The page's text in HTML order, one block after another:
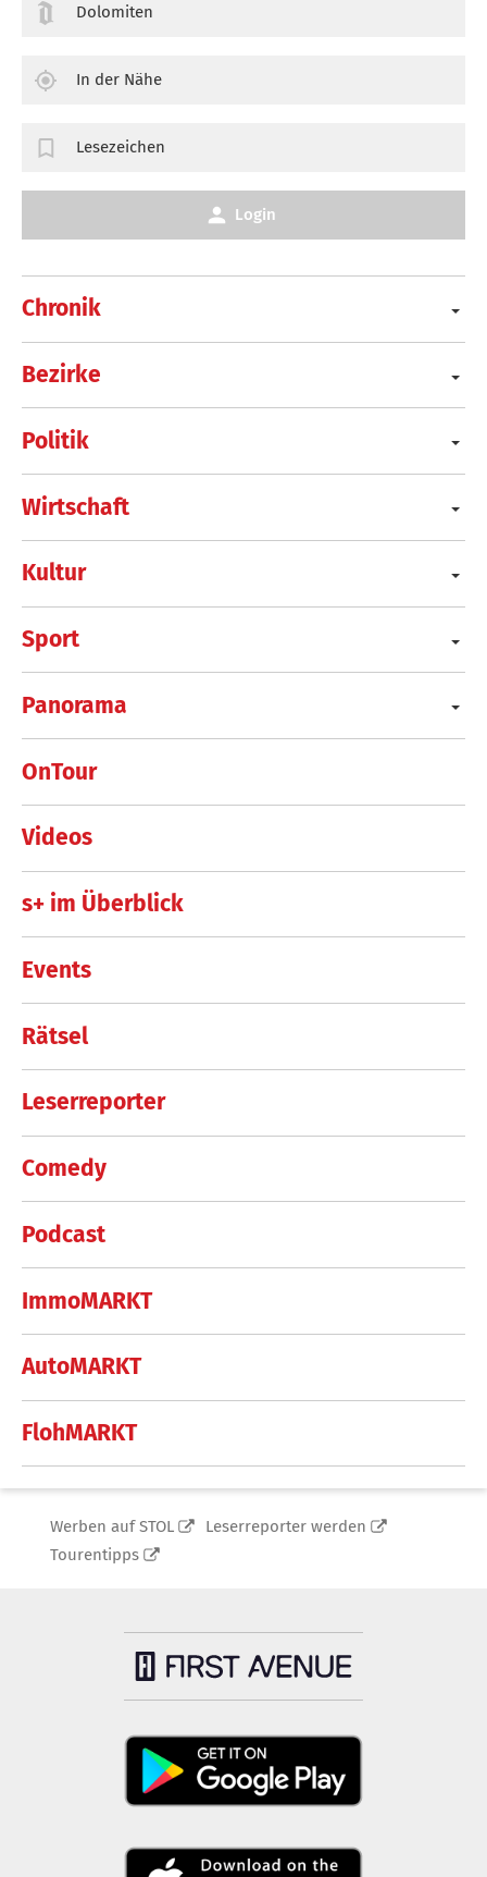
Chronik
Bezirke
Politik
Wirtschaft
Kultur
Sport
Panorama
OnTour
Videos
s+ im Überblick
Events
Rätsel
Leserreporter
Comedy
Podcast
ImmoMARKT
AutoMARKT
FlohMARKT
Dolomiten
In der Nähe
Lesezeichen
Login
Werben auf STOL
Leserreporter werden
Tourentipps